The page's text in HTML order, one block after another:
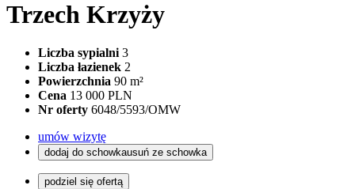
Trzech Krzyży
Liczba sypialni 3
Liczba łazienek 2
Powierzchnia 90 m²
Cena 13 000 PLN
Nr oferty 6048/5593/OMW
umów wizytę
dodaj do schowkausuń ze schowka
podziel się ofertą